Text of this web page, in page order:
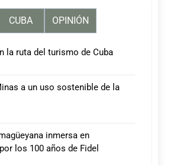
CUBA OPINIÓN
la ruta del turismo de Cuba
a un uso sostenible de la
inmersa en
los 100 años de Fidel